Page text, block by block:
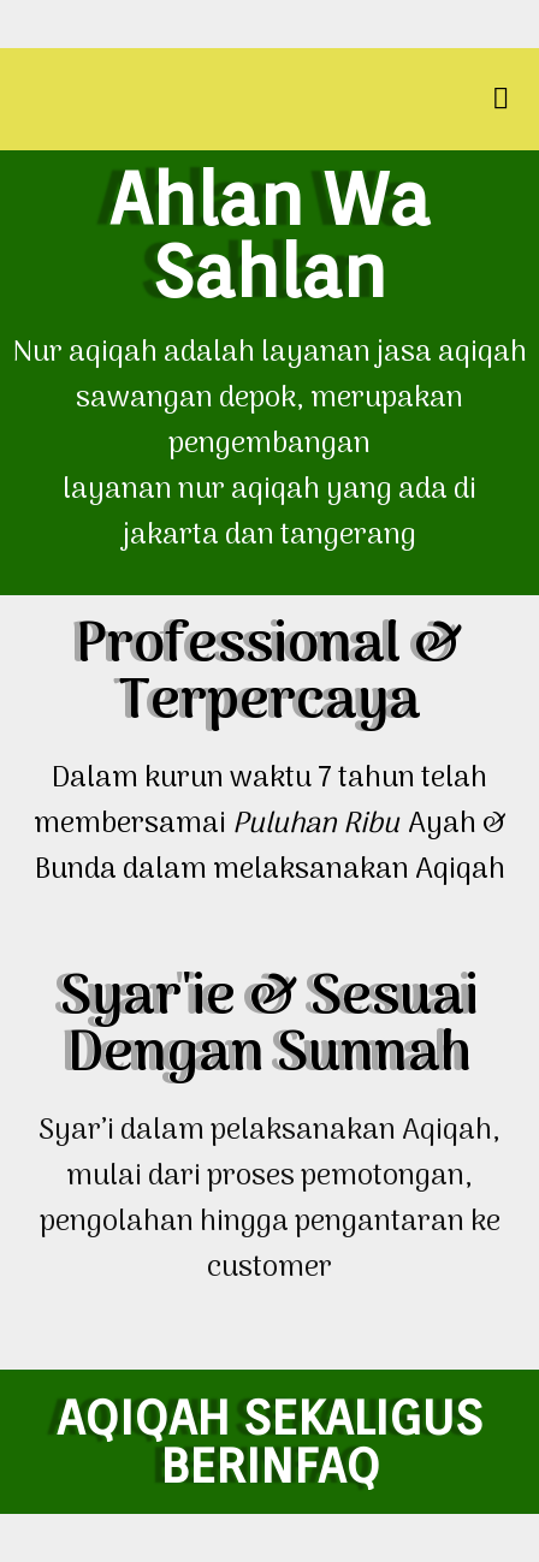
Ahlan Wa
Sahlan
Nur aqiqah adalah layanan jasa aqiqah
sawangan depok, merupakan
pengembangan
layanan nur aqiqah yang ada di
jakarta dan tangerang
Professional &
Terpercaya
Dalam kurun waktu 7 tahun telah
membersamai Puluhan RibuAyah &
Bunda dalam melaksanakan Aqiqah
Syar'ie & Sesuai
Dengan Sunnah
Syar’i dalam pelaksanakan Aqiqah,
mulai dari proses pemotongan,
pengolahan hingga pengantaran ke
customer
AQIQAH SEKALIGUS
BERINFAQ